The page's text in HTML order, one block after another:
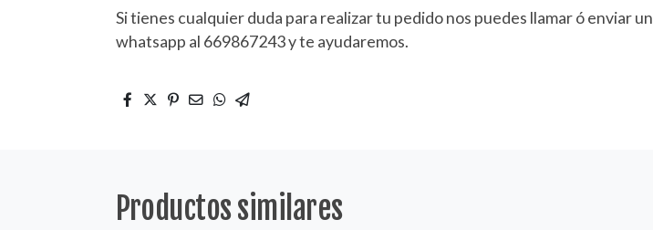
Si tienes cualquier duda para realizar tu pedido nos puedes llamar ó enviar un
whatsapp al 669867243 y te ayudaremos.
Productos similares